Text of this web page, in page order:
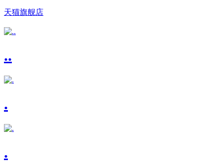
天猫旗舰店
..
.
.